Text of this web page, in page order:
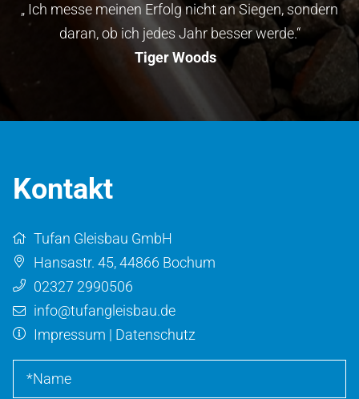
„ Ich messe meinen Erfolg nicht an Siegen, sondern
daran, ob ich jedes Jahr besser werde.“
Tiger Woods
Kontakt
Tufan Gleisbau GmbH
Hansastr. 45,44866 Bochum
02327 2990506
info@tufangleisbau.de
Impressum | Datenschutz